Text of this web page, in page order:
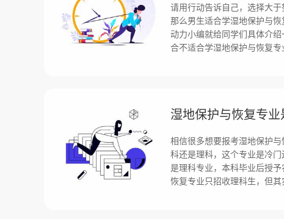
请用行动告诉自己，选择大
那么男生适合学湿地保护与
动力小编就给同学们具体介
合不适合学湿地保护与恢复
相信很多想要报考湿地保护
科还是理科，这个专业是冷
是理科专业，本科毕业后授
恢复专业只招收理科生，但其